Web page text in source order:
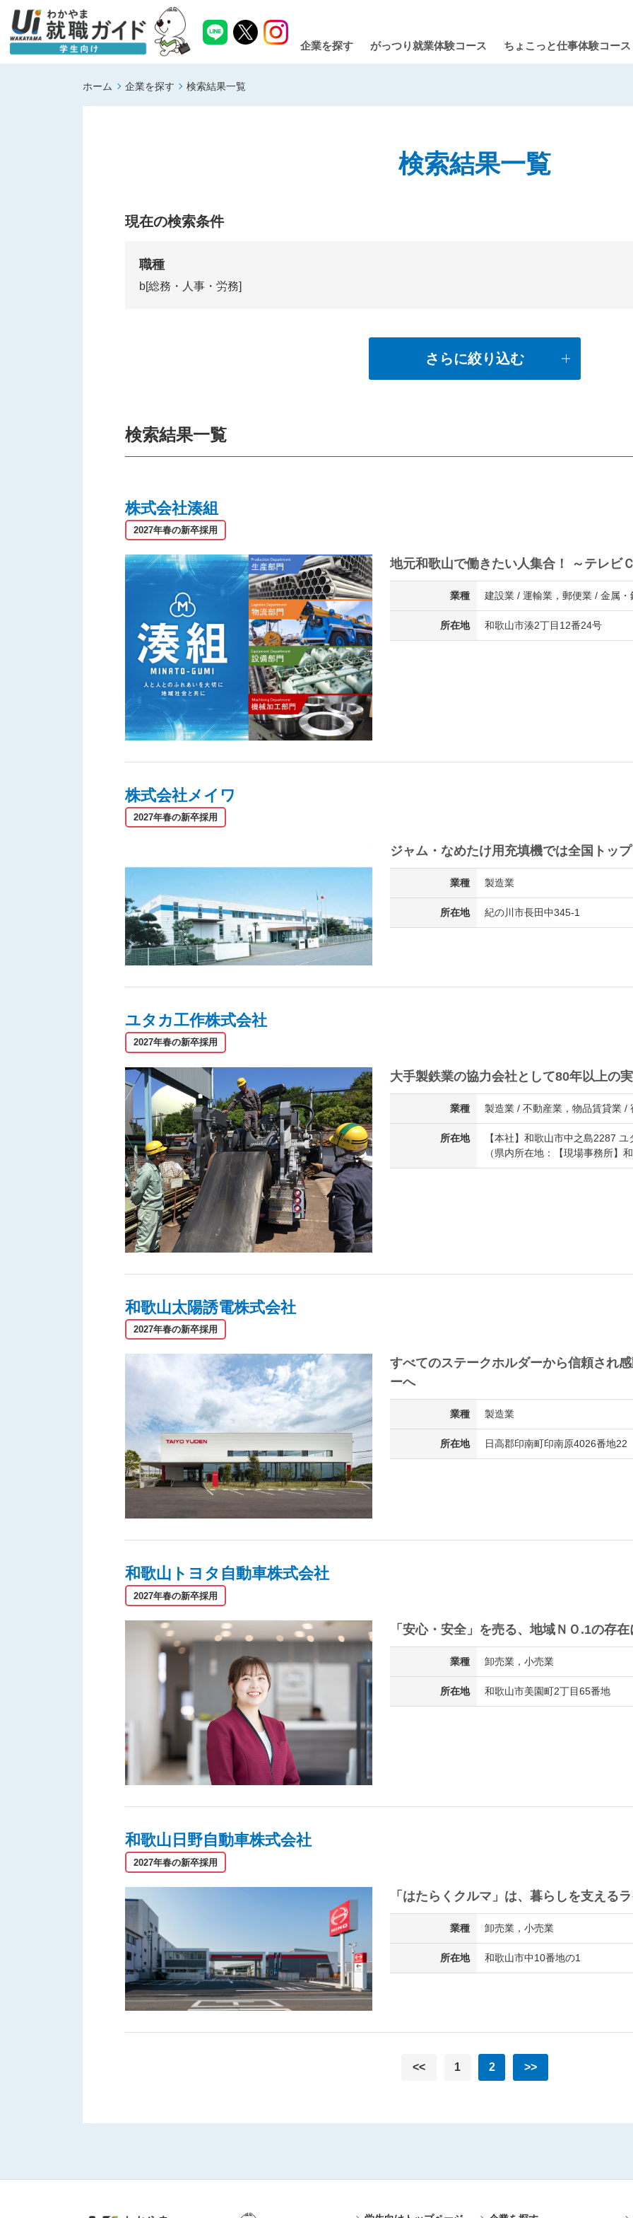
企業を探す がっつり就業体験コース ちょこっと仕事体験コース
ホーム 企業を探す 検索結果一覧
検索結果一覧
現在の検索条件
職種
b[総務・人事・労務]
さらに絞り込む
検索結果一覧
株式会社湊組
2027年春の新卒採用
地元和歌山で働きたい人集合！ ～テレビ
業種 建設業 / 運輸業，郵便業 / 金属
所在地 和歌山市湊2丁目12番24号
株式会社メイワ
2027年春の新卒採用
ジャム・なめたけ用充填機では全国トッ
業種 製造業
所在地 紀の川市長田中345-1
ユタカ工作株式会社
2027年春の新卒採用
大手製鉄業の協力会社として80年以上の
業種 製造業 / 不動産業，物品賃貸業 /
所在地
【本社】和歌山市中之島2287 ユ
（県内所在地：【現場事務所】
和歌山太陽誘電株式会社
2027年春の新卒採用
すべてのステークホルダーから信頼され
ーへ
業種 製造業
所在地 日高郡印南町印南原4026番地22
和歌山トヨタ自動車株式会社
2027年春の新卒採用
「安心・安全」を売る、地域ＮＯ.1の存在
業種 卸売業，小売業
所在地 和歌山市美園町2丁目65番地
和歌山日野自動車株式会社
2027年春の新卒採用
「はたらくクルマ」は、暮らしを支える
業種 卸売業，小売業
所在地 和歌山市中10番地の1
<< 1 2 >>